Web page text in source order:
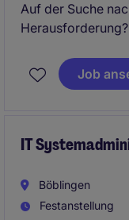
Auf der Suche
Job
IT
Böblingen
Festanstellung